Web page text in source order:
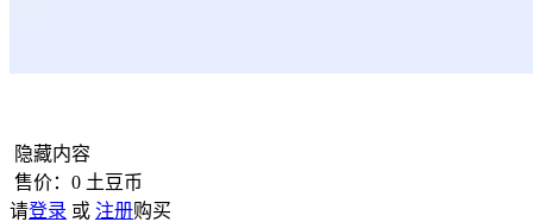
隐藏内容
售价： 0 土豆币
请登录 或 注册购买